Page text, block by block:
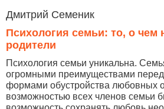
Дмитрий Семеник
Психология семьи: то, о чем
родители
Психология семьи уникальна.
огромными преимуществами
формами обустройства любовных
возможностью всех членов семьи